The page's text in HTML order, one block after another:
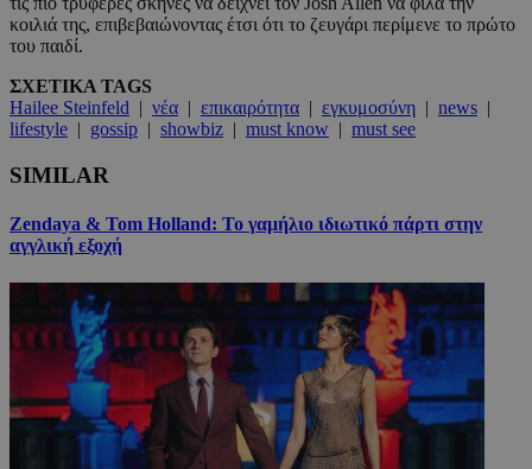
κοιλιά της, επιβεβαιώνοντας έτσι ότι το ζευγάρι περίμενε το πρώτο
του παιδί.
ΣΧΕΤΙΚΑ TAGS
Hailee Steinfeld | νέα | επικαιρότητα | εγκυμοσύνη | news |
lifestyle | gossip | showbiz | must know | must see
SIMILAR
Zendaya & Tom Holland: Το γαμήλιο ιδιωτικό πάρτι στην
αγγλική εξοχή